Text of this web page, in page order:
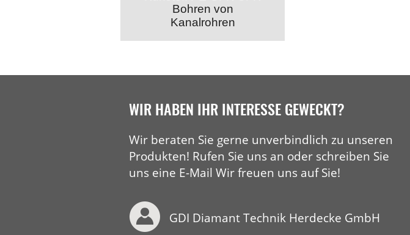
Bohren von
Kanalrohren
WIR HABEN IHR INTERESSE GEWECKT?
Wir beraten Sie gerne unverbindlich zu unseren
Produkten! Rufen Sie uns an oder schreiben Sie
uns eine E-Mail Wir freuen uns auf Sie!
GDI Diamant Technik Herdecke GmbH